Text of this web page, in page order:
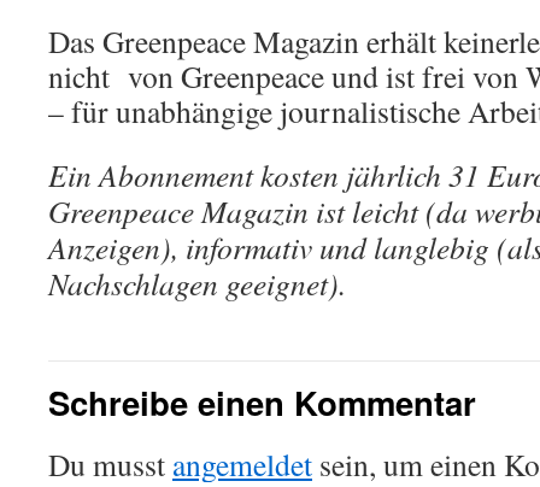
Das Greenpeace Magazin erhält
nicht von Greenpeace und ist frei von
– für unabhängige journalistische
Ein Abonnement kosten jährlich 31
Greenpeace Magazin ist leicht (da
Anzeigen), informativ und langlebig
Nachschlagen geeignet).
Schreibe einen Kommentar
Du musst angemeldet sein, um einen